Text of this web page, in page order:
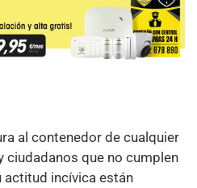
al contenedor de cualquier
ciudadanos que no cumplen
actitud incívica están